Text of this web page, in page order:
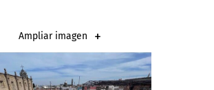
Ampliar imagen